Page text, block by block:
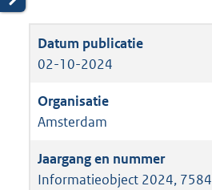
02-10-2024
Amsterdam
Informatieobject 2024, 7584